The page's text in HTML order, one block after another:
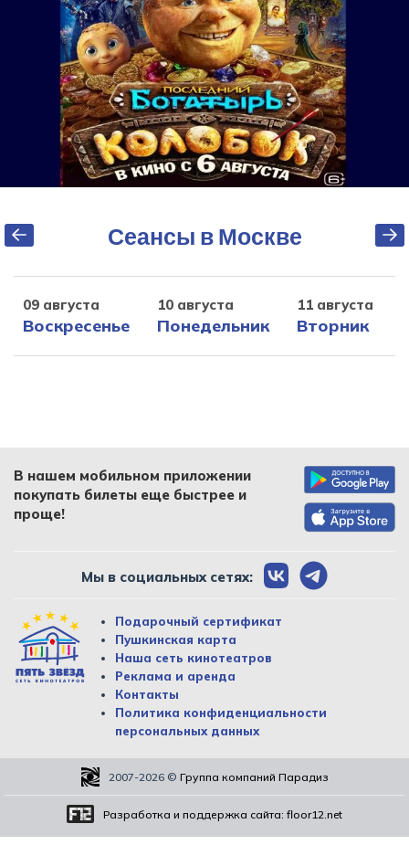
Сеансы в Москве
09 августа
Воскресенье
10 августа
Понедельник
11 августа
Вторник
В нашем мобильном приложении
покупать билеты еще быстрее и
проще!
Мы в социальных сетях:
Подарочный сертификат
Пушкинская карта
Наша сеть кинотеатров
Реклама и аренда
Контакты
Политика конфиденциальности
персональных данных
2007-2026 © Группа компаний Парадиз
Разработка и поддержка сайта: floor12.net